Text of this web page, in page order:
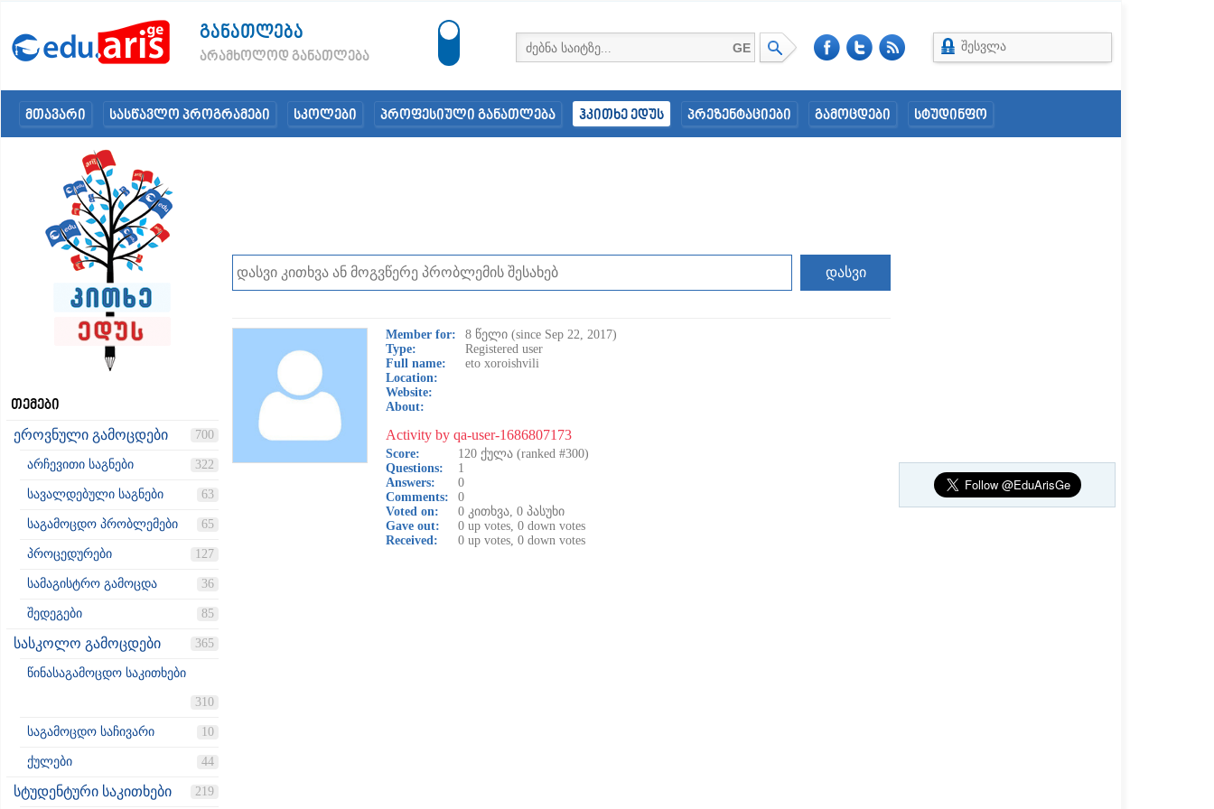
განათლება
არამხოლოდ განათლება
GE შესვლა
მთავარი სასწავლო პროგრამები სკოლები პროფესიული განათლება ჰკითხე ედუს პრეზენტაციები გამოცდები სტუდინფო
თემები
ეროვნული გამოცდები 700
არჩევითი საგნები 322
სავალდებული საგნები 63
საგამოცდო პრობლემები 65
პროცედურები 127
სამაგისტრო გამოცდა 36
შედეგები 85
სასკოლო გამოცდები 365
წინასაგამოცდო საკითხები
310
საგამოცდო საჩივარი 10
ქულები 44
სტუდენტური საკითხები 219
Member for:
8 წელი (since Sep 22, 2017)
Type:
Registered user
Full name:
eto xoroishvili
Location:
Website:
About:
Activity by qa-user-1686807173
Score: 120 ქულა (ranked #300)
Questions:
1
Answers:
0
Comments:
0
Voted on:
0 კითხვა, 0 პასუხი
Gave out:
0 up votes, 0 down votes
Received:
0 up votes, 0 down votes